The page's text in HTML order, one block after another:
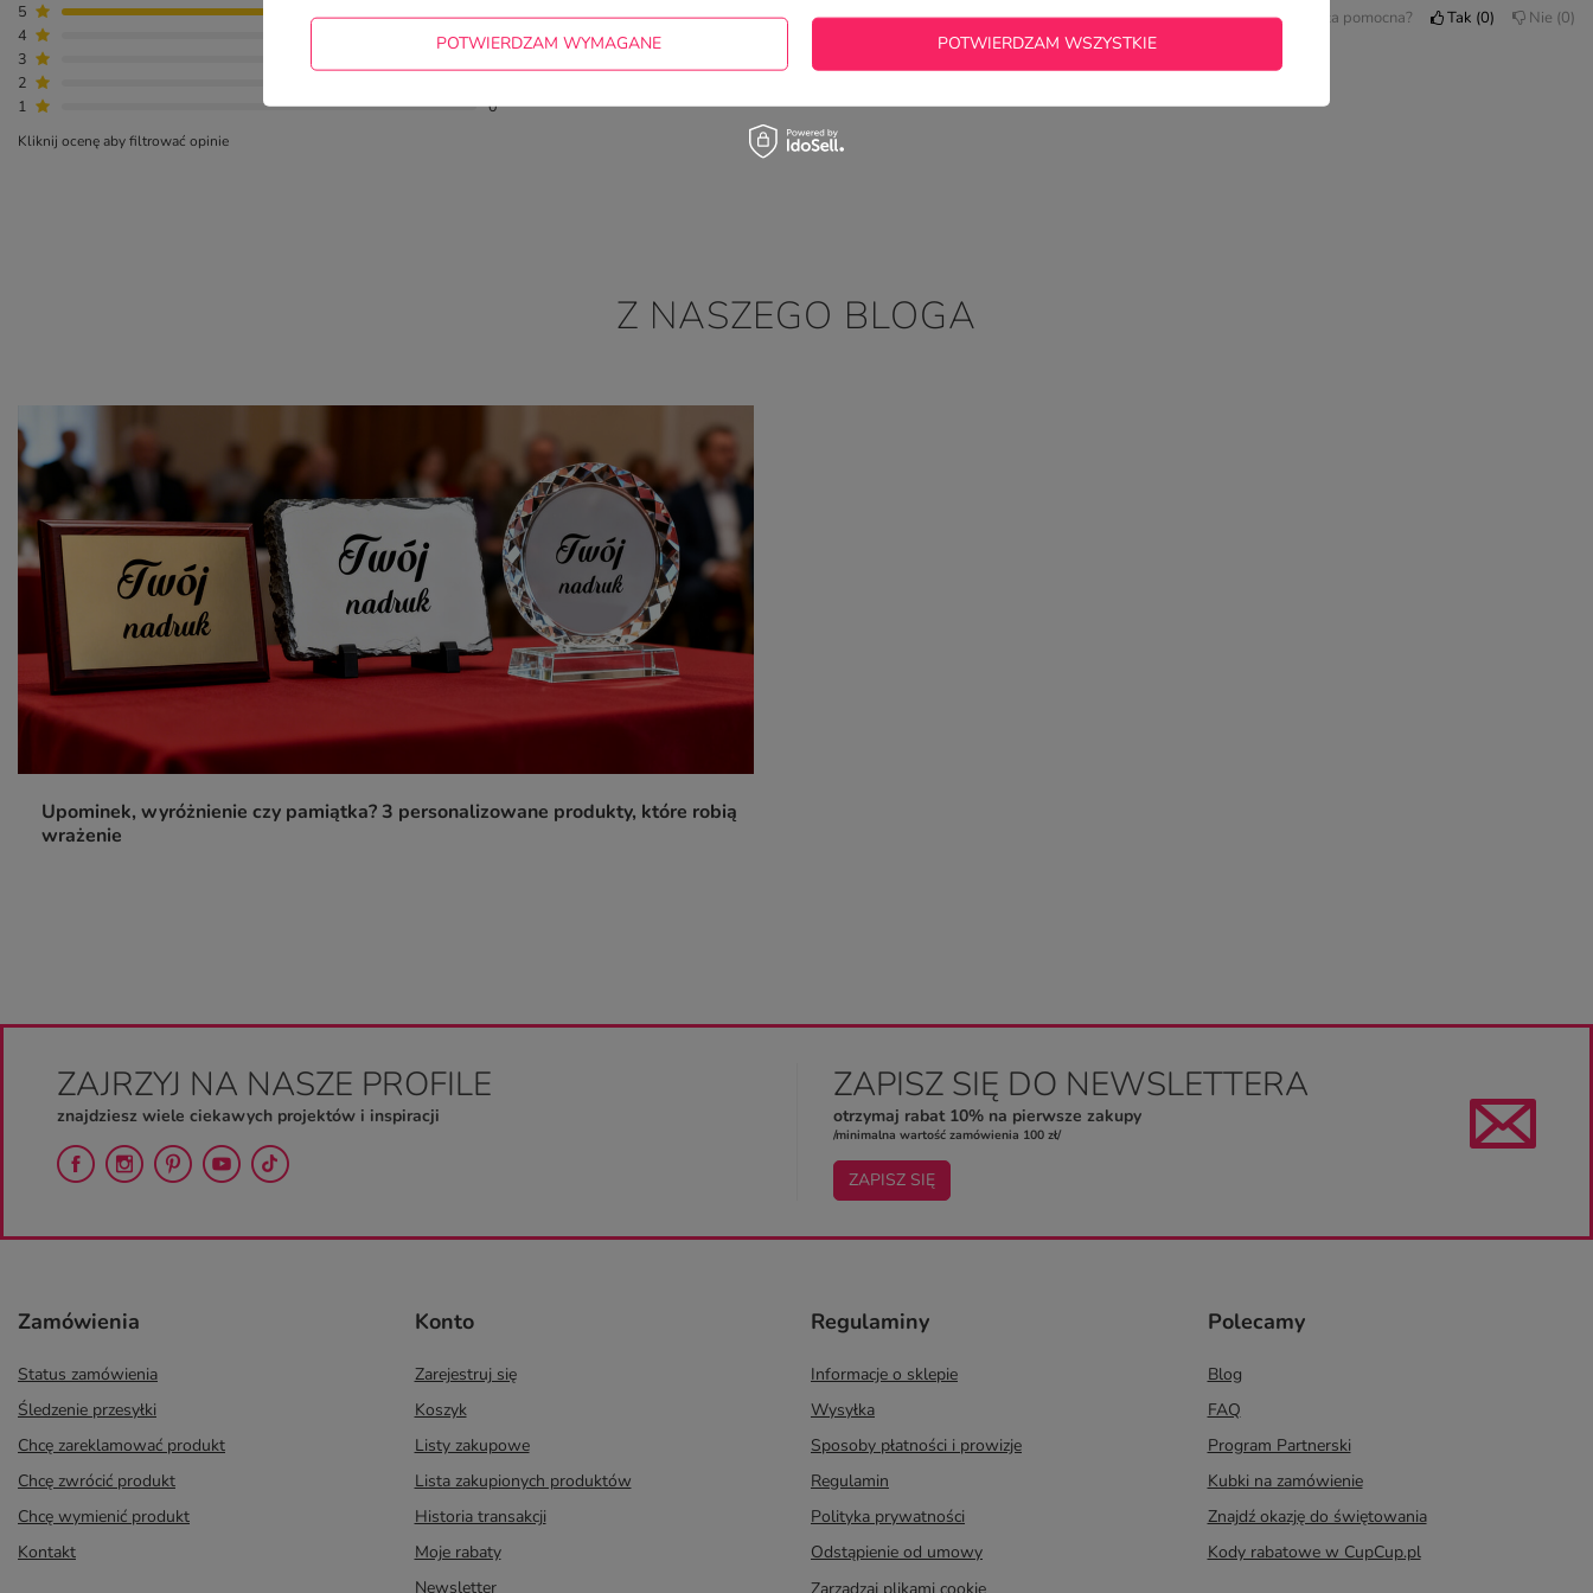
5
4
0
3
2
1
0
Kliknij ocenę aby filtrować opinie
2023-03-21 Joanna, Oleszyce Czy opinia była pomocna? Tak 0 Nie 0
Z NASZEGO BLOGA
Upominek, wyróżnienie czy pamiątka? 3 personalizowane produkty, które robią
wrażenie
ZAJRZYJ NA NASZE PROFILE
znajdziesz wiele ciekawych projektów i inspiracji
ZAPISZ SIĘ DO NEWSLETTERA
otrzymaj rabat 10% na pierwsze zakupy
/minimalna wartość zamówienia 100 zł/
ZAPISZ SIĘ
Zamówienia
Status zamówienia
Śledzenie przesyłki
Chcę zareklamować produkt
Chcę zwrócić produkt
Chcę wymienić produkt
Kontakt
Konto
Zarejestruj się
Koszyk
Listy zakupowe
Lista zakupionych produktów
Historia transakcji
Moje rabaty
Newsletter
Regulaminy
Informacje o sklepie
Wysyłka
Sposoby płatności i prowizje
Regulamin
Polityka prywatności
Odstąpienie od umowy
Zarządzaj plikami cookie
Polecamy
Blog
FAQ
Program Partnerski
Kubki na zamówienie
Znajdź okazję do świętowania
Kody rabatowe w CupCup.pl
POTWIERDZAM WYMAGANE POTWIERDZAM WSZYSTKIE